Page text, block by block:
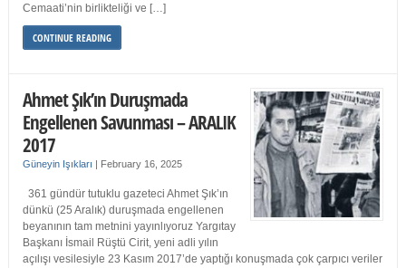
Cemaati’nin birlikteliği ve […]
CONTINUE READING
Ahmet Şık’ın Duruşmada
Engellenen Savunması – ARALIK
2017
Güneyin Işıkları | February 16, 2025
361 gündür tutuklu gazeteci Ahmet Şık’ın
dünkü (25 Aralık) duruşmada engellenen
beyanının tam metnini yayınlıyoruz Yargıtay
Başkanı İsmail Rüştü Cirit, yeni adli yılın
açılışı vesilesiyle 23 Kasım 2017’de yaptığı konuşmada çok çarpıcı veriler